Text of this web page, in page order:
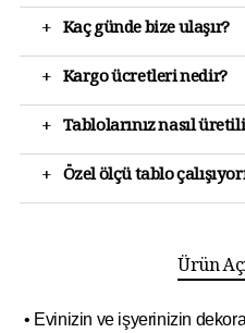
+ Kaç günde bize ulaşır?
+ Kargo ücretleri nedir?
+ Tablolarınız nasıl
+ Özel ölçü tablo
Ürün
• Evinizin ve işyerinizin